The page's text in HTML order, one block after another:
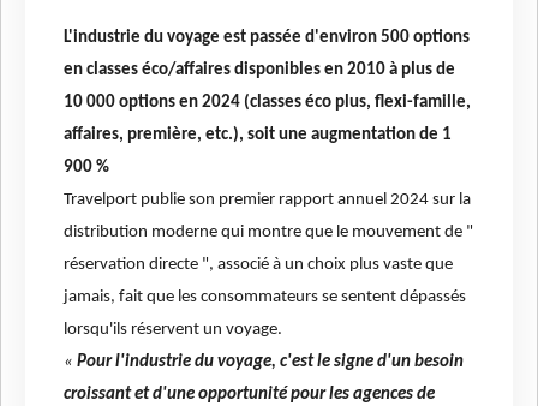
L'industrie du voyage est passée d'environ 500 options
en classes éco/affaires disponibles en 2010 à plus de
10 000 options en 2024 (classes éco plus, flexi-famille,
affaires, première, etc.), soit une augmentation de 1
900 %
Travelport publie son premier rapport annuel 2024 sur la
distribution moderne qui montre que le mouvement de "
réservation directe ", associé à un choix plus vaste que
jamais, fait que les consommateurs se sentent dépassés
lorsqu'ils réservent un voyage.
« Pour l'industrie du voyage, c'est le signe d'un besoin
croissant et d'une opportunité pour les agences de